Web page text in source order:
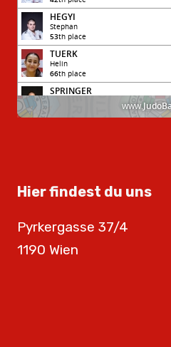
Hier findest du uns
Pyrkergasse 37/4
1190 Wien